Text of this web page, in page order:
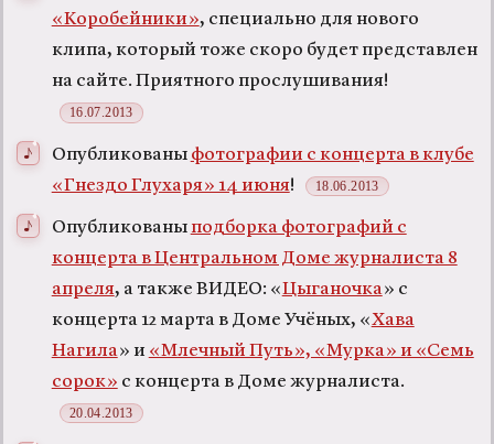
«Коробейники», специально для нового
клипа, который тоже скоро будет представлен
на сайте. Приятного прослушивания!
16.07.2013
Опубликованы фотографии с концерта в клубе
«Гнездо Глухаря» 14 июня! 18.06.2013
Опубликованы подборка фотографий с
концерта в Центральном Доме журналиста 8
апреля, а также ВИДЕО: «Цыганочка» с
концерта 12 марта в Доме Учёных, «Хава
Нагила» и «Млечный Путь», «Мурка» и «Семь
сорок» с концерта в Доме журналиста.
20.04.2013